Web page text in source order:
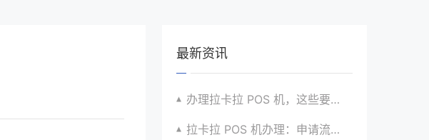
最新资讯
办理拉卡拉 POS 机，这些要点要牢记心间
拉卡拉 POS 机办理：申请流程与优势介绍超详细